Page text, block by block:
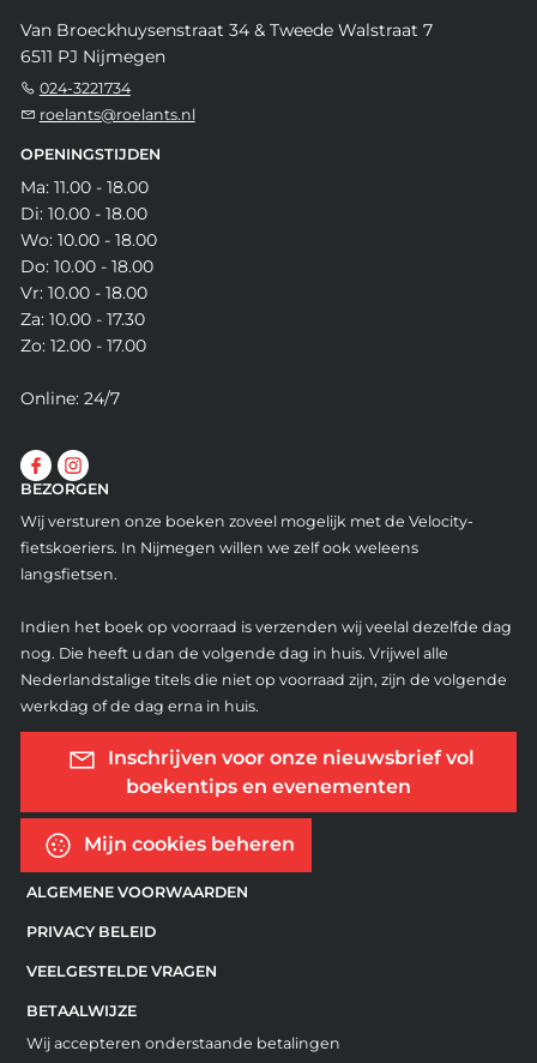
Van Broeckhuysenstraat 34 & Tweede Walstraat 7
6511 PJ Nijmegen
024-3221734
roelants@roelants.nl
OPENINGSTIJDEN
Ma: 11.00 - 18.00
Di: 10.00 - 18.00
Wo: 10.00 - 18.00
Do: 10.00 - 18.00
Vr: 10.00 - 18.00
Za: 10.00 - 17.30
Zo: 12.00 - 17.00
Online: 24/7
BEZORGEN
Wij versturen onze boeken zoveel mogelijk met de Velocity-
fietskoeriers. In Nijmegen willen we zelf ook weleens
langsfietsen.
Indien het boek op voorraad is verzenden wij veelal dezelfde dag
nog. Die heeft u dan de volgende dag in huis. Vrijwel alle
Nederlandstalige titels die niet op voorraad zijn, zijn de volgende
werkdag of de dag erna in huis.
Inschrijven voor onze nieuwsbrief vol
boekentips en evenementen
Mijn cookies beheren
ALGEMENE VOORWAARDEN
PRIVACY BELEID
VEELGESTELDE VRAGEN
BETAALWIJZE
Wij accepteren onderstaande betalingen